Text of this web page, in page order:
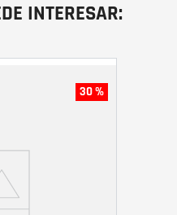
INTERESAR:
30 %